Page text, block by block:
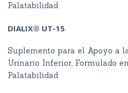
Palatabilidad
DIALIX® UT-15
Suplemento para el Apoyo a
Urinario Inferior, Formulado
Palatabilidad